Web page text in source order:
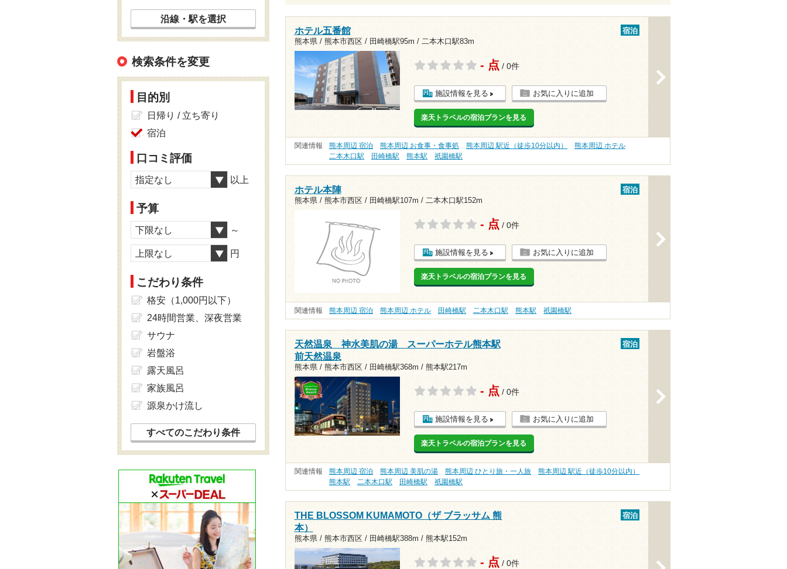
ホテル五番館
熊本県 / 熊本市西区 / 田崎橋駅95m / 二本木口駅83m
宿泊
- 点 / 0件
施設情報を見る お気に入りに追加
楽天トラベルの宿泊プランを見る
関連情報 熊本周辺 宿泊 熊本周辺 お食事・食事処 熊本周辺 駅近（徒歩10分以内）
熊本周辺 ホテル
二本木口駅
田崎橋駅 熊本駅 祇園橋駅
ホテル本陣
熊本県 / 熊本市西区 / 田崎橋駅107m / 二本木口駅152m
宿泊
- 点 / 0件
施設情報を見る お気に入りに追加
楽天トラベルの宿泊プランを見る
関連情報 熊本周辺 宿泊 熊本周辺 ホテル 田崎橋駅 二本木口駅 熊本駅 祇園橋駅
天然温泉 神水美肌の湯 スーパーホテル熊本駅
前天然温泉
熊本県 / 熊本市西区 / 田崎橋駅368m / 熊本駅217m
宿泊
- 点 / 0件
施設情報を見る お気に入りに追加
楽天トラベルの宿泊プランを見る
関連情報 熊本周辺 宿泊 熊本周辺 美肌の湯 熊本周辺 ひとり旅・一人旅
熊本周辺 駅近（徒歩10分以内）
熊本駅
二本木口駅 田崎橋駅 祇園橋駅
THE BLOSSOM KUMAMOTO（ザ ブラッサム 熊
本）
熊本県 / 熊本市西区 / 田崎橋駅388m / 熊本駅152m
宿泊
- 点 / 0件
沿線・駅を選択
検索条件を変更
目的別
日帰り / 立ち寄り
宿泊
口コミ評価
指定なし 以上
予算
下限なし ～
上限なし 円
こだわり条件
格安（1,000円以下）
24時間営業、深夜営業
サウナ
岩盤浴
露天風呂
家族風呂
源泉かけ流し
すべてのこだわり条件